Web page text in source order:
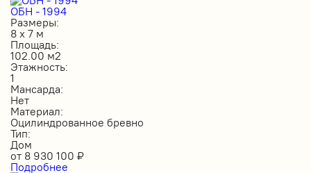
ОБН - 1994
Размеры:
8 х 7 м
Площадь:
102.00 м2
Этажность:
1
Мансарда:
Нет
Материал:
Оцилиндрованное бревно
Тип:
Дом
от 8 930 100 ₽
Подробнее